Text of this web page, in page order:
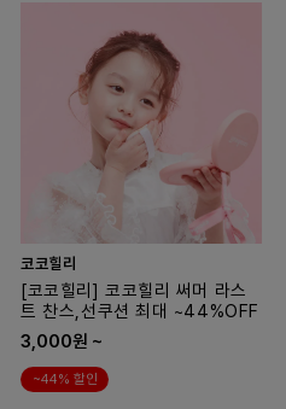
코코힐리
[코코힐리] 코코힐리 써머 라스
트 찬스,선쿠션 최대 ~44%OFF
3,000원 ~
~44% 할인